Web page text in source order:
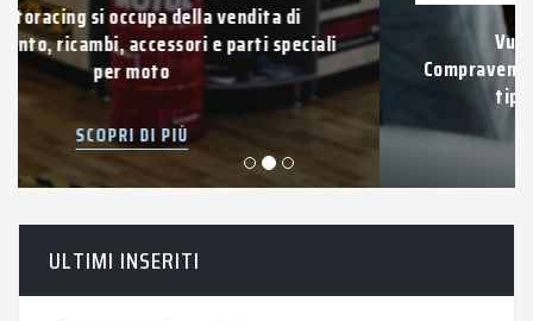
Vuoi vendere la tua auto usata?
Compravendita di auto e veicoli usati di qualsiasi
tipo con pagamento immediato.
SCOPRI DI PIÙ
ULTIMI INSERITI